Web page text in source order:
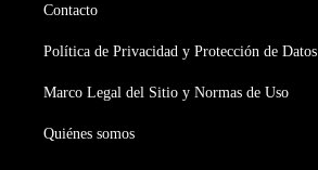
Contacto
Política de Privacidad y Protección de Datos
Marco Legal del Sitio y Normas de Uso
Quiénes somos